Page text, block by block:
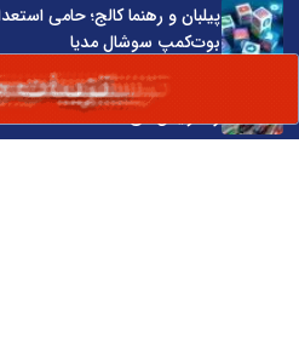
پیلبان و رهنما کالج؛ حامی
بوت‌کمپ سوشال مدیا
واردات مستقیم از چین؛
را افزایش می‌دهد؟